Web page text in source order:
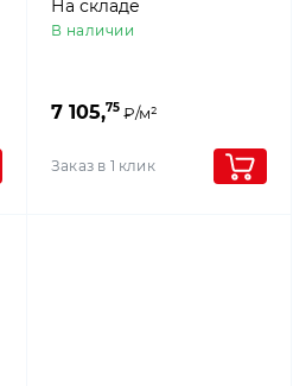
На складе
В наличии
7 105,75 ₽/м²
Заказ в 1 клик